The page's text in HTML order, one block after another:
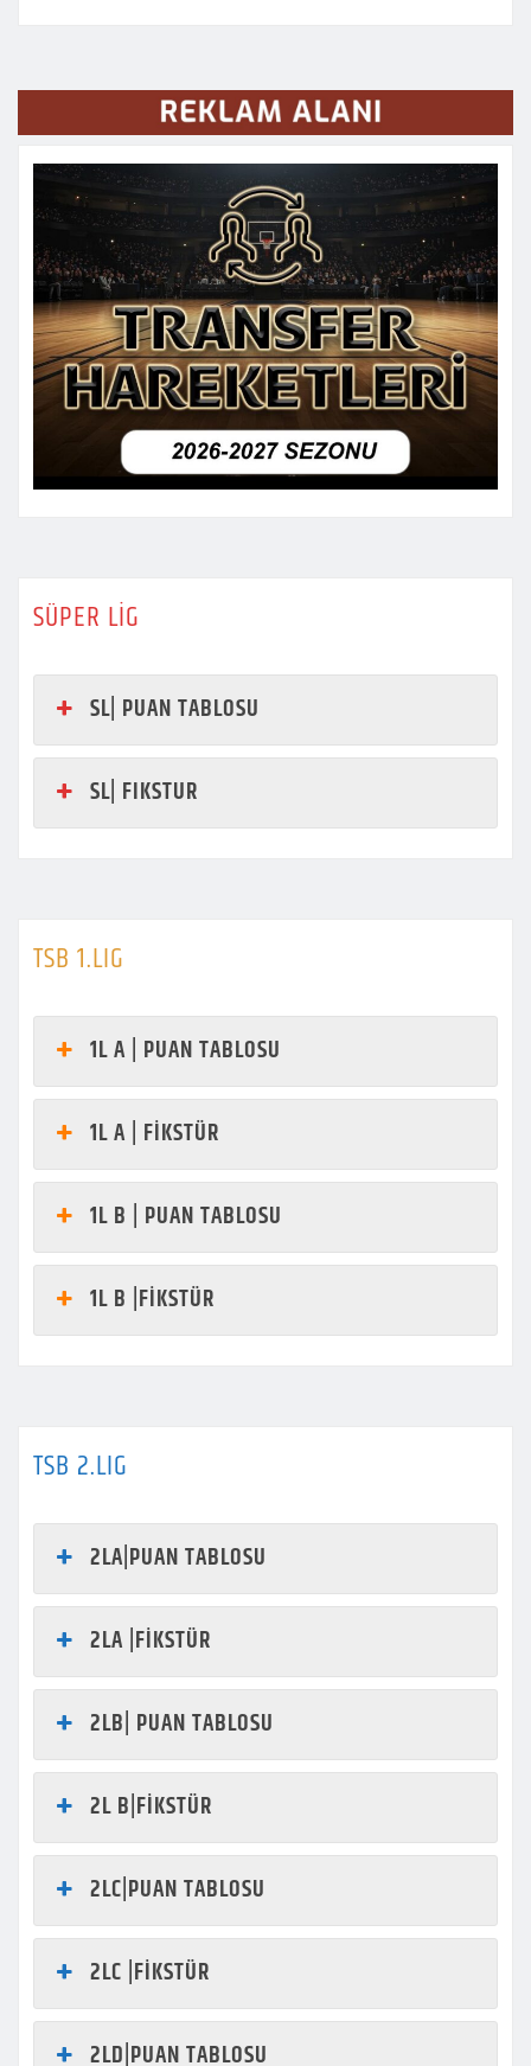
SÜPER LİG
SL| PUAN TABLOSU
SL| FIKSTUR
TSB 1.LIG
1L A | PUAN TABLOSU
1L A | FİKSTÜR
1L B | PUAN TABLOSU
1L B |FİKSTÜR
TSB 2.LIG
2LA|PUAN TABLOSU
2LA |FİKSTÜR
2LB| PUAN TABLOSU
2L B|FİKSTÜR
2LC|PUAN TABLOSU
2LC |FİKSTÜR
2LD|PUAN TABLOSU